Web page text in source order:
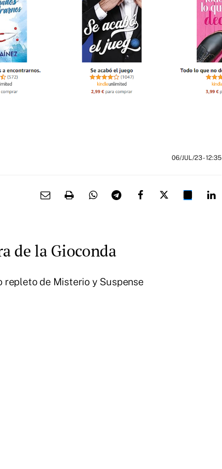
06/JUL/23- 12:35
de la Gioconda
repleto de Misterio y Suspense